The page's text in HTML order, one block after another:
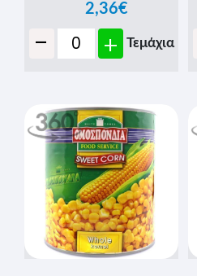
2,36€
- + Τεμάχια